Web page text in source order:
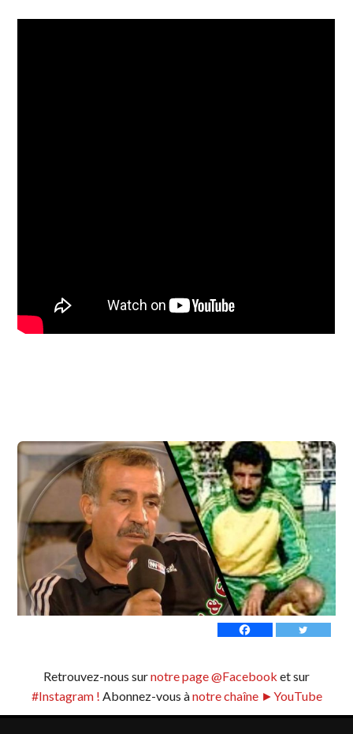
Retrouvez-nous surnotre page @Facebook et sur
#Instagram ! Abonnez-vous ànotre chaîne ►YouTube